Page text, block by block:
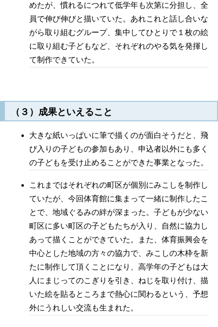
めたが、慣れるにつれて低学年も次第に分担し、全
員で伸び伸びと描いていた。あれこれと話し合いな
がら取り組むグループ、集中してひとりで１枚の絵
に取り組む子どもなど、それぞれのやる気を発揮し
て制作できていた。
（３）成果といえること
大きな紙いっぱいに筆で描くのが面白そうだと、飛
び入りの子どもの参加もあり、申込者以外にも多く
の子どもを受け止めることができた事業となった。
これまではそれぞれの町区が個別にみこしを制作し
ていたが、今回体育館に集まって一緒に制作したこ
とで、地域ぐるみの絆が深まった。子どもが少ない
町区に多い町区の子どもたちが入り、自然に協力し
あって描くことができていた。また、体育振興会を
中心とした地域の方々の協力で、みこしの木枠を新
たに制作して頂くことになり、高学年の子どもは大
人にまじってのこぎりを引き、ねじを取り付け、描
いた絵を貼るところまで熱心に関わるという、予想
外にうれしい交流も生まれた。